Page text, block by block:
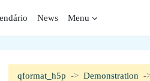
News Menu
qformat_h5p Demonstration